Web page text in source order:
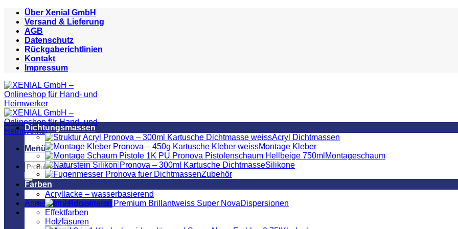
Zum
Inhalt
springen
Über Xenial GmbH
Versand & Lieferung
AGB
Datenschutz
Rückgaberichtlinien
Kontakt
Impressum
Menü
Suchen
nach:
Anmelden / Registrieren
Dichtungsmassen
Acryl Dichtmassen
Montage Kleber
Montageschaum
Silikone
Zubehör
Farben
Acryllacke – wasserbasierend
Dispersionen
Effektfarben
Holzlasuren